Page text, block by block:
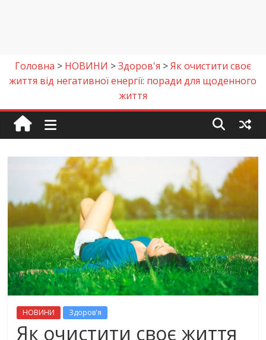
Головна > НОВИНИ >Здоров'я >Як очистити своє
життя від негативної енергії: поради для щоденного
життя
НОВИНИ Здоров'я
Як очистити своє життя